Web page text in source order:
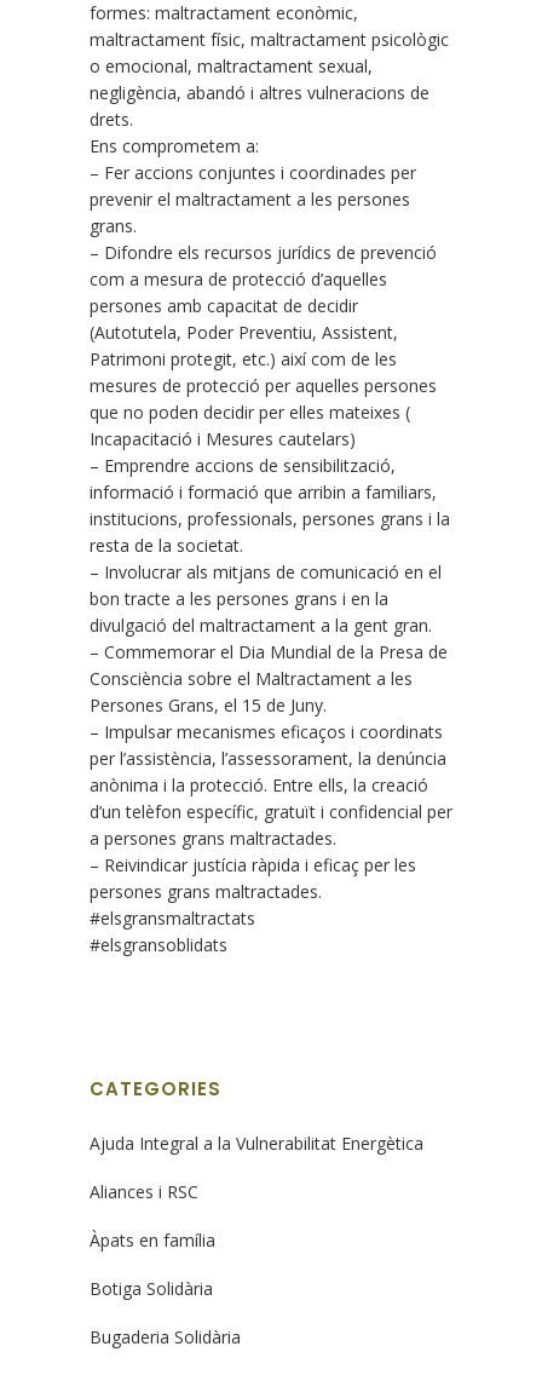
formes: maltractament econòmic,
maltractament físic, maltractament psicològic
o emocional, maltractament sexual,
negligència, abandó i altres vulneracions de
drets.
Ens comprometem a:
– Fer accions conjuntes i coordinades per
prevenir el maltractament a les persones
grans.
– Difondre els recursos jurídics de prevenció
com a mesura de protecció d’aquelles
persones amb capacitat de decidir
(Autotutela, Poder Preventiu, Assistent,
Patrimoni protegit, etc.) així com de les
mesures de protecció per aquelles persones
que no poden decidir per elles mateixes (
Incapacitació i Mesures cautelars)
– Emprendre accions de sensibilització,
informació i formació que arribin a familiars,
institucions, professionals, persones grans i la
resta de la societat.
– Involucrar als mitjans de comunicació en el
bon tracte a les persones grans i en la
divulgació del maltractament a la gent gran.
– Commemorar el Dia Mundial de la Presa de
Consciència sobre el Maltractament a les
Persones Grans, el 15 de Juny.
– Impulsar mecanismes eficaços i coordinats
per l’assistència, l’assessorament, la denúncia
anònima i la protecció. Entre ells, la creació
d’un telèfon específic, gratuït i confidencial per
a persones grans maltractades.
– Reivindicar justícia ràpida i eficaç per les
persones grans maltractades.
#elsgransmaltractats
#elsgransoblidats
CATEGORIES
Ajuda Integral a la Vulnerabilitat Energètica
Aliances i RSC
Àpats en família
Botiga Solidària
Bugaderia Solidària